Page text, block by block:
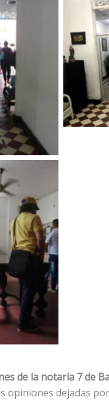
de la notaría 7 de
opiniones dejadas